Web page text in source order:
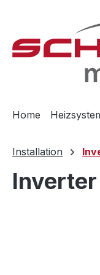
Home
Installation
Bildergalerie